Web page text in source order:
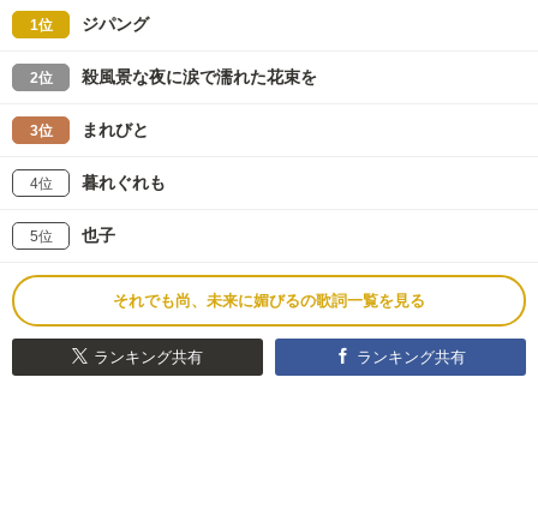
1位 ジパング
2位 殺風景な夜に涙で濡れた花束を
3位 まれびと
4位 暮れぐれも
5位 也子
それでも尚、未来に媚びるの歌詞一覧を見る
ランキング共有 ランキング共有